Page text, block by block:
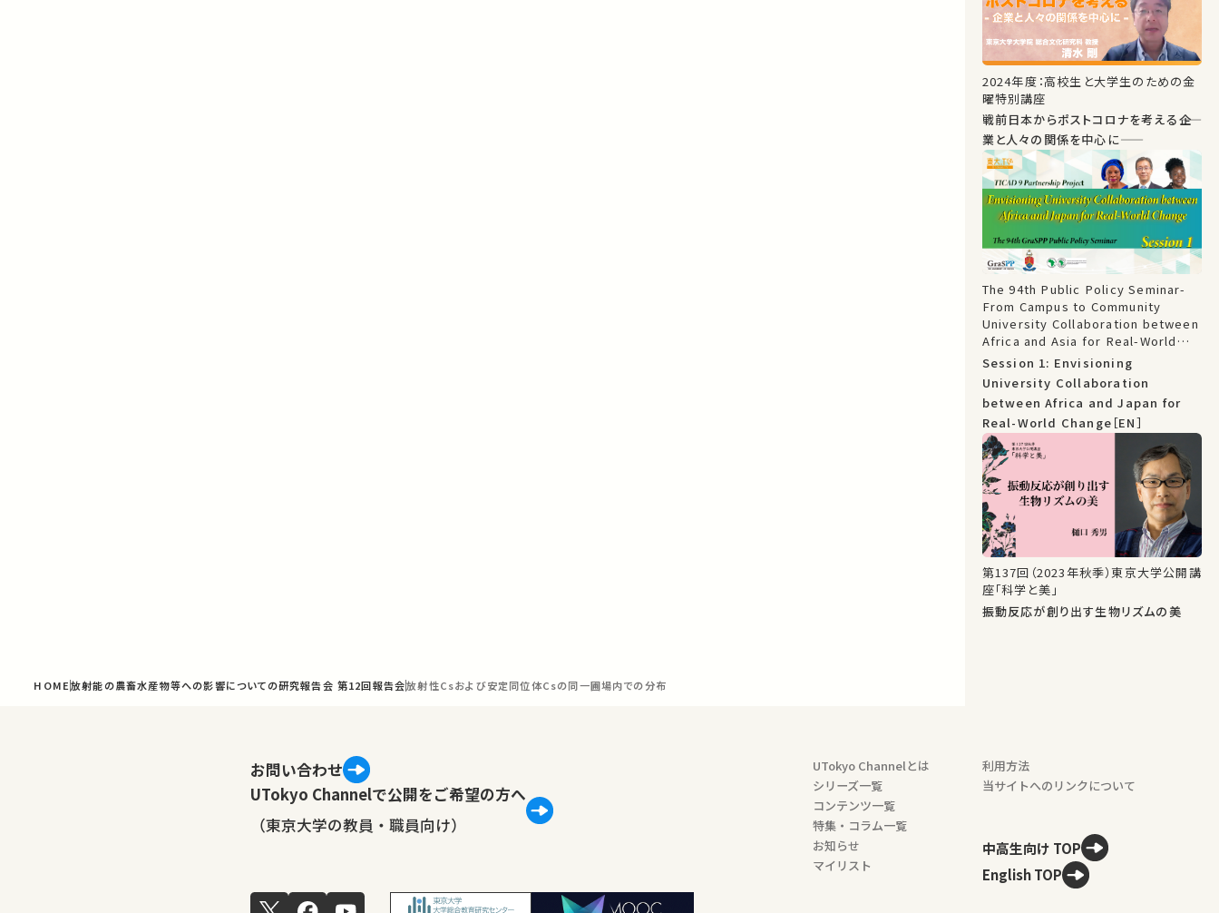
HOME放射能の農畜水産物等への影響についての研究報告会 第12回報告会放射性Csおよび安定同位体Csの同一圃場内での分布
2024年度：高校生と大学生のための金
曜特別講座
戦前日本からポストコロナを考える――企
業と人々の関係を中心に――
The 94th Public Policy Seminar-
From Campus to Community
University Collaboration between
Africa and Asia for Real-World
Change: TICAD 9 Partnership
Project
Session 1: Envisioning
University Collaboration
between Africa and Japan for
Real-World Change［EN］
第137回（2023年秋季）東京大学公開講
座「科学と美」
振動反応が創り出す生物リズムの美
お問い合わせ
UTokyo Channelで公開をご希望の方へ
（東京大学の教員・職員向け）
UTokyo Channelとは
シリーズ一覧
コンテンツ一覧
特集・コラム一覧
お知らせ
マイリスト
利用方法
当サイトへのリンクについて
中高生向け TOP
English TOP